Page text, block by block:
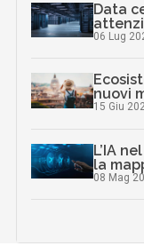
Data
06 Lug
nuovi
15 Giu
L’IA
la
08 Mag